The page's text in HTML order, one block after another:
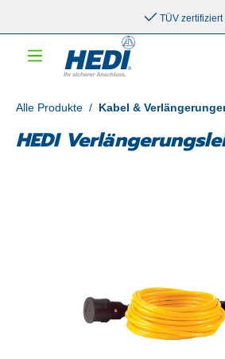
TÜV zertifiziert
Alle Produkte / Kabel &
HEDI